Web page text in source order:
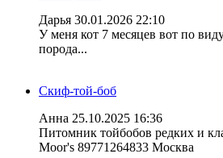
Дарья 30.01.2026 22:10
У меня кот 7 месяцев вот по
порода...
Скиф-той-боб
Анна 25.10.2025 16:36
Питомник тойбобов редких и
Moor's 89771264833 Москва